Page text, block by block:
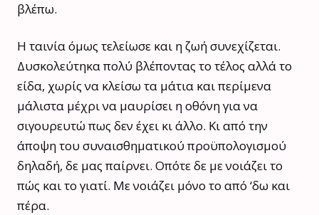
βλέπω.
Η ταινία όμως τελείωσε και η ζωή συνεχίζεται.
Δυσκολεύτηκα πολύ βλέποντας το τέλος αλλά το
είδα, χωρίς να κλείσω τα μάτια και περίμενα
μάλιστα μέχρι να μαυρίσει η οθόνη για να
σιγουρευτώ πως δεν έχει κι άλλο. Κι από την
άποψη του συναισθηματικού προϋπολογισμού
δηλαδή, δε μας παίρνει. Οπότε δε με νοιάζει το
πώς και το γιατί. Με νοιάζει μόνο το από ‘δω και
πέρα.